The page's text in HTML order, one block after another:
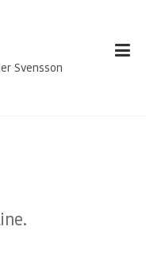
Svensson